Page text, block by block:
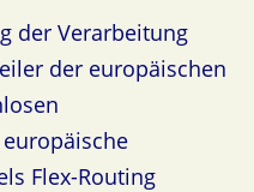
der Verarbeitung
der europäischen
Flex-Routing